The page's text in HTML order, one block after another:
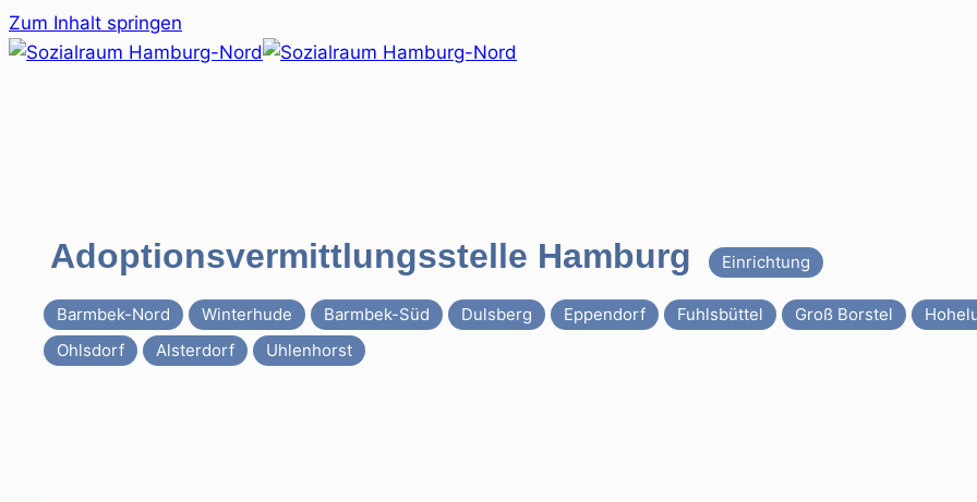
Zum Inhalt springen
Adoptionsvermittlungsstelle Hamburg Einrichtung
Barmbek-Nord Winterhude Barmbek-Süd Dulsberg Eppendorf Fuhlsbüttel Groß Borstel
Ohlsdorf
Alsterdorf Uhlenhorst